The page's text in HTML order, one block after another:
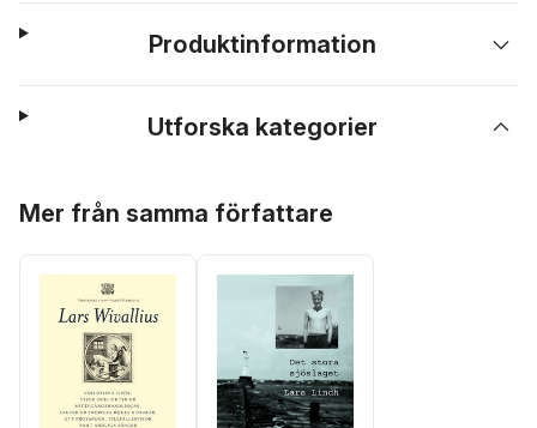
Produktinformation
Utforska kategorier
Mer från samma författare